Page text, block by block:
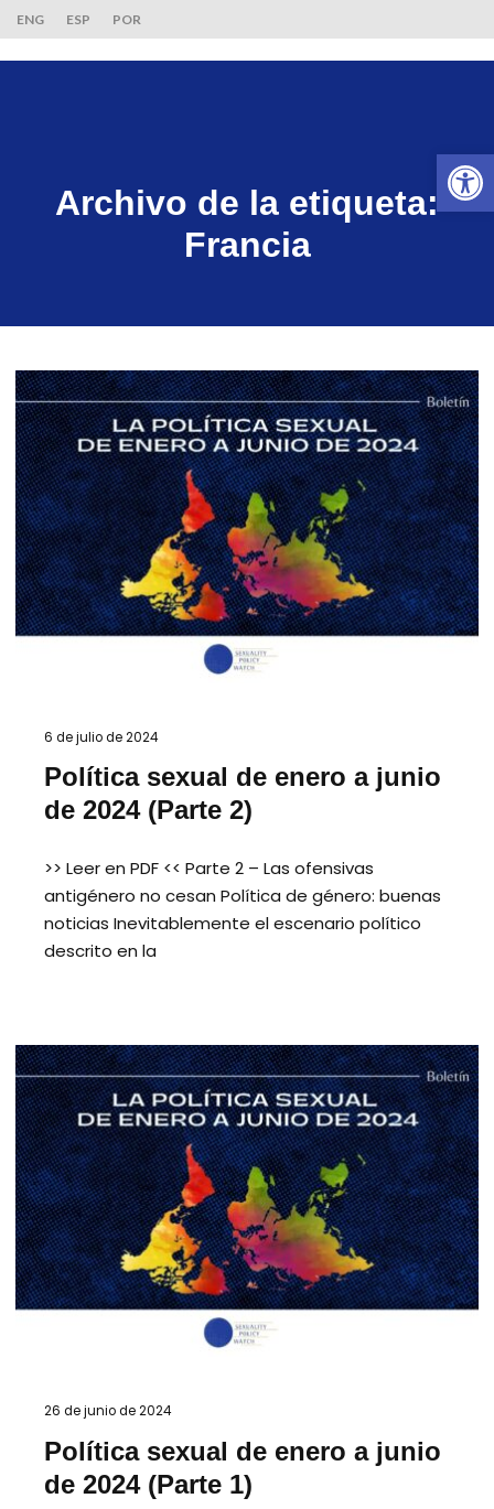
ENG ESP POR
Archivo de la etiqueta:
Francia
6 de julio de 2024
Política sexual de enero a junio
de 2024 (Parte 2)
>> Leer en PDF << Parte 2 – Las ofensivas
antigénero no cesan Política de género: buenas
noticias Inevitablemente el escenario político
descrito en la
26 de junio de 2024
Política sexual de enero a junio
de 2024 (Parte 1)